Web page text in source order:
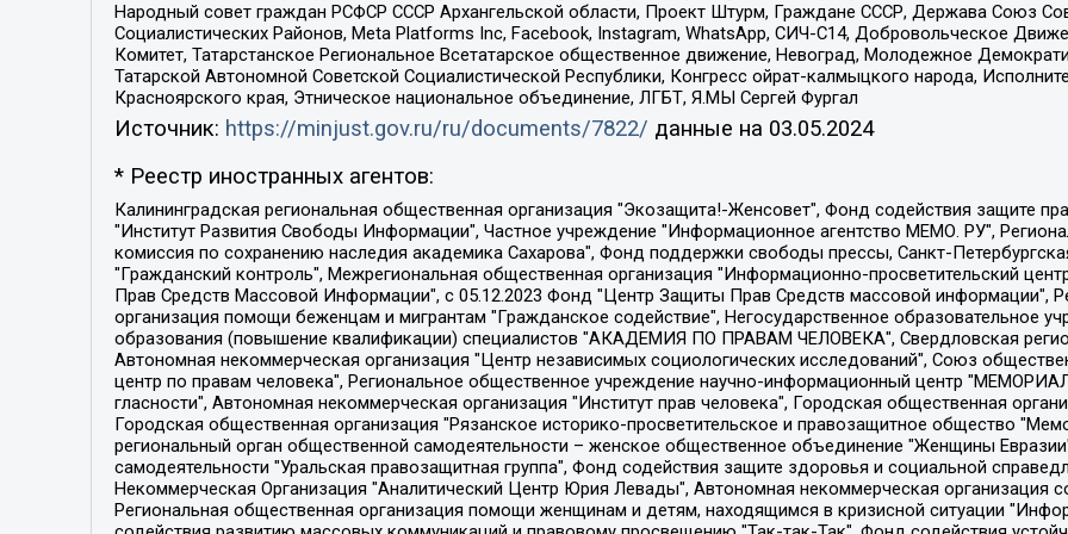
Народный совет граждан РСФСР СССР Архангельской области, Проект Штурм, Граждане СССР, Держава Союз
Социалистических Районов, Meta Platforms Inc, Facebook, Instagram, WhatsApp, СИЧ-С14, Добровольческое
Комитет, Татарстанское Региональное Всетатарское общественное движение, Невоград, Молодежное
Татарской Автономной Советской Социалистической Республики, Конгресс ойрат-калмыцкого народа,
Красноярского края, Этническое национальное объединение, ЛГБТ, Я.МЫ Сергей Фургал
Источник: https://minjust.gov.ru/ru/documents/7822/ данные на 03.05.2024
* Реестр иностранных агентов:
Калининградская региональная общественная организация "Экозащита!-Женсовет", Фонд содействия защите прав и свобод граждан "Общественный вердикт", Фонд "Институт Развития Свободы Информации", Частное учреждение "Информационное агентство МЕМО. РУ", Региональная общественная организация "Общественная комиссия по сохранению наследия академика Сахарова", Фонд поддержки свободы прессы, Санкт-Петербургская общественная правозащитная организация "Гражданский контроль", Межрегиональная общественная организация "Информационно-просветительский центр "Мемориал", Региональный Фонд "Центр Защиты Прав Средств Массовой Информации", с 05.12.2023 Фонд "Центр Защиты Прав Средств массовой информации", Региональная общественная благотворительная организация помощи беженцам и мигрантам "Гражданское содействие", Негосударственное образовательное учреждение дополнительного профессионального образования (повышение квалификации) специалистов "АКАДЕМИЯ ПО ПРАВАМ ЧЕЛОВЕКА", Свердловская региональная общественная организация "Сутяжник", Автономная некоммерческая организация "Центр независимых социологических исследований", Союз общественных объединений "Российский исследовательский центр по правам человека", Региональное общественное учреждение научно-информационный центр "МЕМОРИАЛ", Некоммерческая организация "Фонд защиты гласности", Автономная некоммерческая организация "Институт прав человека", Городская общественная организация "Екатеринбургское общество "МЕМОРИАЛ", Городская общественная организация "Рязанское историко-просветительское и правозащитное общество "Мемориал" (Рязанский Мемориал), Челябинский региональный орган общественной самодеятельности – женское общественное объединение "Женщины Евразии", Челябинский региональный орган общественной самодеятельности "Уральская правозащитная группа", Фонд содействия защите здоровья и социальной справедливости имени Андрея Рылькова, Автономная Некоммерческая Организация "Аналитический Центр Юрия Левады", Автономная некоммерческая организация социальной поддержки населения "Проект Апрель", Региональная общественная организация помощи женщинам и детям, находящимся в кризисной ситуации "Информационно-методический центр "Анна", Фонд содействия развитию массовых коммуникаций и правовому просвещению "Так-так-Так", Фонд содействия устойчивому развитию "Серебряная тайга", Свердловский региональный общественный фонд социальных проектов "Новое время", "Idel.Реалии", Кавказ.Реалии, Крым.Реалии, Телеканал Настоящее Время, Татаро-башкирская служба Радио Свобода (Azatliq Radiosi), Радио Свободная Европа/Радио Свобода (PCE/PC), "Сибирь.Реалии", "Фактограф", Благотворительный фонд помощи осужденным и их семьям, Автономная некоммерческая организация "Институт глобализации и социальных движений", Фонд "В защиту прав заключенных", Частное учреждение "Центр поддержки и содействия развитию средств массовой информации", Пензенский региональный общественный благотворительный фонд "Гражданский союз", "Север.Реалии", Некоммерческая организация Фонд "Правовая инициатива", Общество с ограниченной ответственностью "Радио Свободная Европа/Радио Свобода", Чешское информационное агентство "MEDIUM-ORIENT", Красноярская региональная общественная организация "Мы против СПИДа", Камалягин Денис Николаевич, Маркелов Сергей Евгеньевич, Пономарев Лев Александрович, Савицкая Людмила Алексеевна, Автономная некоммерческая организация "Центр по работе с проблемой насилия "НАСИЛИЮ.НЕТ", Межрегиональный профессиональный союз работников здравоохранения "Альянс врачей", Юридическое лицо, зарегистрированное в Латвийской Республике, SIA "Medusa Project" (регистрационный номер 40103797863, дата регистрации 10.06.2014), Некоммерческая организация "Фонд по борьбе с коррупцией", Автономная некоммерческая организация "Институт права и публичной политики", Баданин Роман Сергеевич, Гликин Максим Александрович, Железнова Мария Михайловна, Лукьянова Юлия Сергеевна, Маетная Елизавета Витальевна, Маняхин Петр Борисович, Чуракова Ольга Владимировна, Ярош Юлия Петровна, Юридическое лицо "The Insider SIA", зарегистрированное в Риге, Латвийская Республика (дата регистрации 26.06.2015), являющееся администратором доменного имени интернет-издания "The Insider SIA", https://theins.ru, Постернак Алексей Евгеньевич, Рубин Михаил Аркадьевич, Анин Роман Александрович, Юридическое лицо Istories fonds, зарегистрированное в Латвийской Республике (регистрационный номер 50008295751, дата регистрации 24.02.2020), Великовский Дмитрий Александрович, Долинина Ирина Николаевна, Мароховская Алеся Алексеевна, Шлейнов Роман Юрьевич, Шмагун Олеся Валентиновна, Общество с ограниченной ответственностью "Альтаир 2021", Общество с ограниченной ответственностью "Вега 2021", Общество с ограниченной ответственностью "Главный редактор 2021", Общество с ограниченной ответственностью "Ромашки монолит", Важенков Артем Валерьевич, Ивановская областная общественная организация "Центр гендерных исследований", Гурман Юрий Альбертович, Медиапроект "ОВД-Инфо", Егоров Владимир Владимирович, Жилинский Владимир Александрович, Общество с ограниченной ответственностью "ЗП", Иванова София Юрьевна, Карезина Инна Павловна, Кильтау Екатерина Викторовна, Петров Алексей Викторович, Пискунов Сергей Евгеньевич, Смирнов Сергей Сергеевич, Тихонов Михаил Сергеевич, Общество с ограниченной ответственностью "ЖУРНАЛИСТ-ИНОСТРАННЫЙ АГЕНТ", Арапова Галина Юрьевна, Вольтская Татьяна Анатольевна, Американская компания "Mason G.E.S. Anonymous Foundation" (США), являющаяся владельцем интернет-издания https://mnews.world/, Компания "Stichting Bellingcat", зарегистрированная в Нидерландах (дата регистрации 11.07.2018), Захаров Андрей Вячеславович, Клепиковская Екатерина Дмитриевна, Общество с ограниченной ответственностью "МЕМО", Перл Роман Александрович, Симонов Евгений Алексеевич, Соловьева Елена Анатольевна, Сотников Даниил Владимирович, Сурначева Елизавета Дмитриевна, Автономная некоммерческая организация по защите прав человека и информированию населения "Якутия – Наше Мнение", Общество с ограниченной ответственностью "Москоу диджитал медиа", с 26.01.2023 Общество с ограниченной ответственностью "Чайка Белые сады", Ветошкина Валерия Валерьевна, Заговора Максим Александрович, Межрегиональное общественное движение "Российская ЛГБТ - сеть", Оленичев Максим Владимирович, Павлов Иван Юрьевич, Скворцова Елена Сергеевна, Общество с ограниченной ответственностью "Как бы инагент", Кочетков Игорь Викторович, Общество с ограниченной ответственностью "Честные выборы", Еланчик Олег Александрович, Общество с ограниченной ответственностью "Нобелевский призыв", Гималова Регина Эмилевна, Григорьев Андрей Валерьевич, Григорьева Алина Александровна, Ассоциация по содействию защите прав призывников, альтернативнослужащих и военнослужащих "Правозащитная группа